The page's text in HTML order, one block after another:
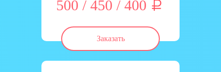
500 / 450 / 400
Заказать